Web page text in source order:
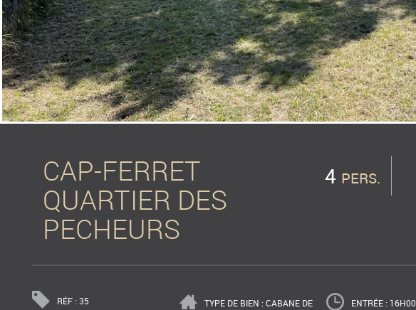
CAP-FERRET
QUARTIER DES
PECHEURS
4 PERS.
RÉF : 35
TYPE DE BIEN : CABANE DE
ENTRÉE : 16H00